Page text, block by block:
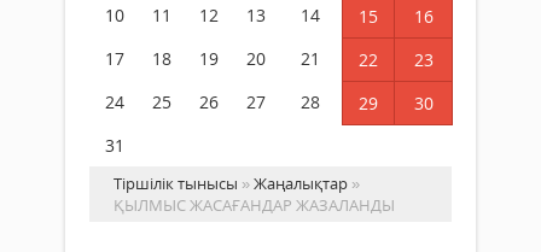
10
11 12 13 14 15
16
17
18 19 20 21 22
23
24
25 26 27 28 29
30
31
Тіршілік тынысы »Жаңалықтар »
ҚЫЛМЫС ЖАСАҒАНДАР ЖАЗАЛАНДЫ